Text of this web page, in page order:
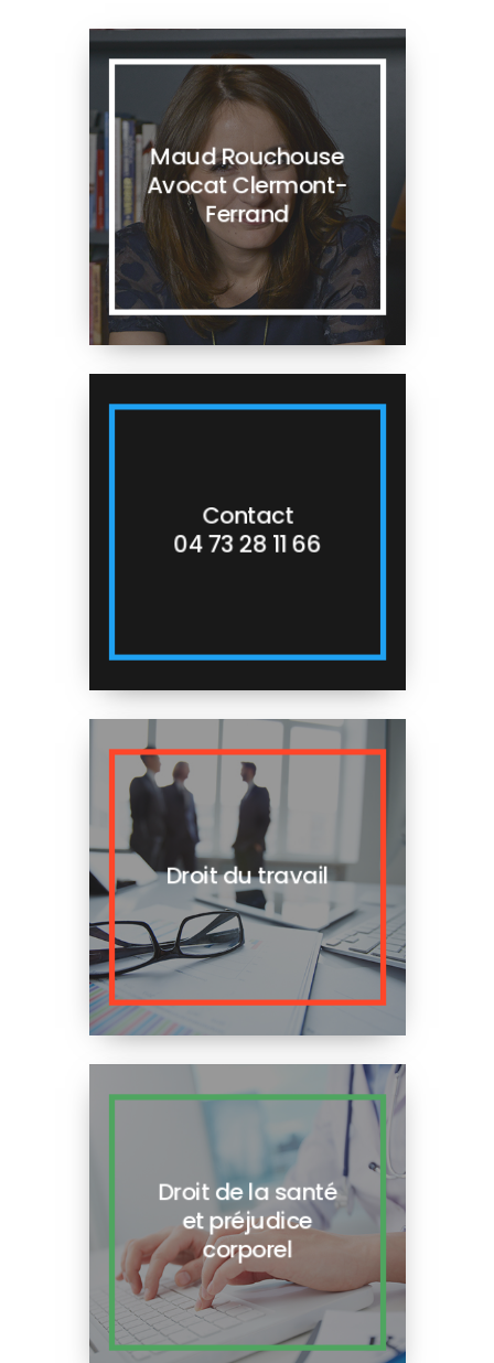
Maud Rouchouse
Avocat Clermont-
Ferrand
Contact
04 73 28 11 66
Droit du travail
Droit de la santé
et préjudice
corporel